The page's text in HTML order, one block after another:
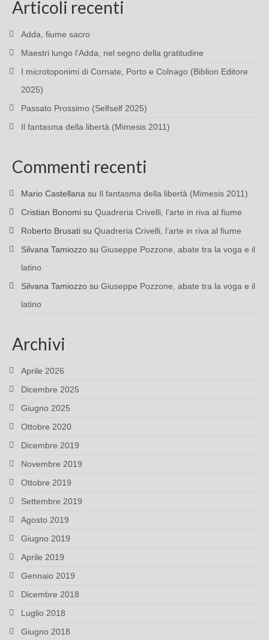
Articoli recenti
Adda, fiume sacro
Maestri lungo l’Adda, nel segno della gratitudine
I microtoponimi di Cornate, Porto e Colnago (Biblion Editore
2025)
Passato Prossimo (Selfself 2025)
Il fantasma della libertà (Mimesis 2011)
Commenti recenti
Mario Castellana su Il fantasma della libertà (Mimesis 2011)
Cristian Bonomi su Quadreria Crivelli, l’arte in riva al fiume
Roberto Brusati su Quadreria Crivelli, l’arte in riva al fiume
Silvana Tamiozzo su Giuseppe Pozzone, abate tra la voga e il
latino
Silvana Tamiozzo su Giuseppe Pozzone, abate tra la voga e il
latino
Archivi
Aprile 2026
Dicembre 2025
Giugno 2025
Ottobre 2020
Dicembre 2019
Novembre 2019
Ottobre 2019
Settembre 2019
Agosto 2019
Giugno 2019
Aprile 2019
Gennaio 2019
Dicembre 2018
Luglio 2018
Giugno 2018